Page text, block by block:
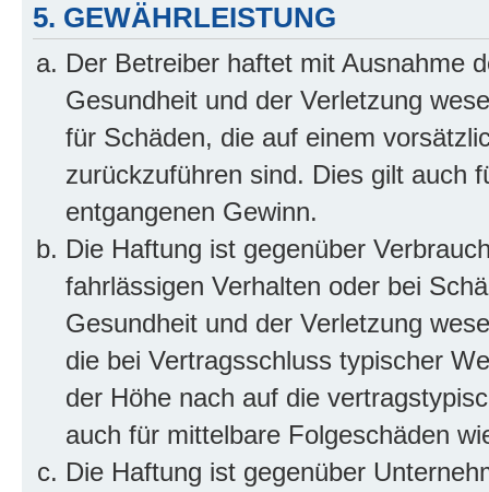
5. GEWÄHRLEISTUNG
Der Betreiber haftet mit Ausnahme
Gesundheit und der Verletzung
für Schäden, die auf einem
zurückzuführen sind. Dies gilt auch
entgangenen Gewinn.
Die Haftung ist gegenüber
fahrlässigen Verhalten oder bei
Gesundheit und der Verletzung
die bei Vertragsschluss typischer
der Höhe nach auf die
auch für mittelbare Folgeschäden
Die Haftung ist gegenüber